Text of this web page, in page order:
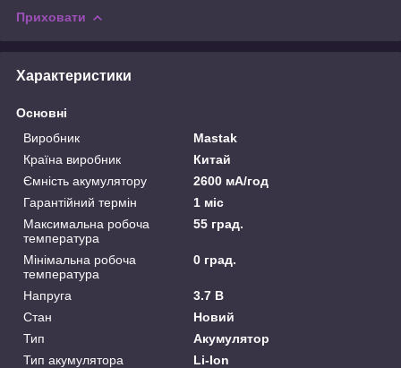
Приховати
Характеристики
Основні
Виробник
Mastak
Країна виробник
Китай
Ємність акумулятору
2600 мА/год
Гарантійний термін
1 міс
Максимальна робоча
температура
55 град.
Мінімальна робоча
температура
0 град.
Напруга
3.7 В
Стан
Новий
Тип
Акумулятор
Тип акумулятора
Li-Ion